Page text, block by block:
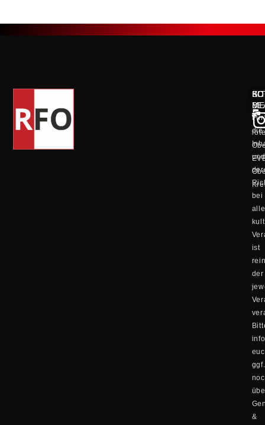
Für
die
und
bei
ist
der
ggf.
&